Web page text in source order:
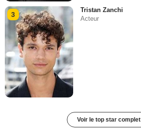
3
Tristan Zanchi
Acteur
Voir le top star complet